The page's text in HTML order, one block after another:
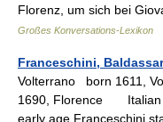
Florenz, um sich bei
Großes Konversations-Lexikon
Franceschini,
Volterrano born 1611,
1690, Florence Italian
early age Franceschini